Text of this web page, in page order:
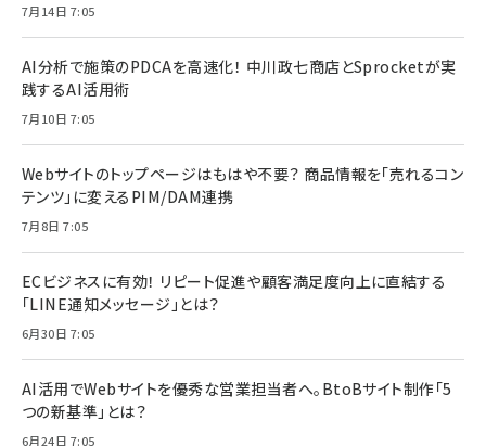
7月14日 7:05
AI分析で施策のPDCAを高速化！ 中川政七商店とSprocketが実
践するAI活用術
7月10日 7:05
Webサイトのトップページはもはや不要？ 商品情報を「売れるコン
テンツ」に変えるPIM/DAM連携
7月8日 7:05
ECビジネスに有効！ リピート促進や顧客満足度向上に直結する
「LINE通知メッセージ」とは？
6月30日 7:05
AI活用でWebサイトを優秀な営業担当者へ。BtoBサイト制作「5
つの新基準」とは？
6月24日 7:05